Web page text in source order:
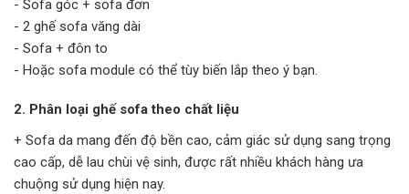
- Sofa góc + sofa đơn
- 2 ghế sofa văng dài
- Sofa + đôn to
- Hoặc sofa module có thể tùy biến lắp theo ý bạn.
2. Phân loại ghế sofa theo chất liệu
+ Sofa da mang đến độ bền cao, cảm giác sử dụng sang trọng
cao cấp, dễ lau chùi vệ sinh, được rất nhiều khách hàng ưa
chuộng sử dụng hiện nay.